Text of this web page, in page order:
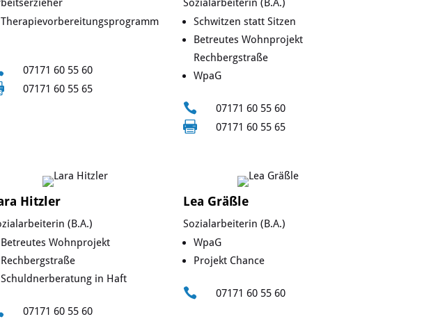
Therapievorbereitungsprogramm
07171 60 55 60
07171 60 55 65
Sozialarbeiterin (B.A.)
Schwitzen statt Sitzen
Betreutes Wohnprojekt
Rechbergstraße
WpaG
 07171 60 55 60
 07171 60 55 65
Hitzler
(B.A.)
Betreutes Wohnprojekt
Rechbergstraße
Schuldnerberatung in Haft
07171 60 55 60
Lea Gräßle
Sozialarbeiterin (B.A.)
WpaG
Projekt Chance
 07171 60 55 60